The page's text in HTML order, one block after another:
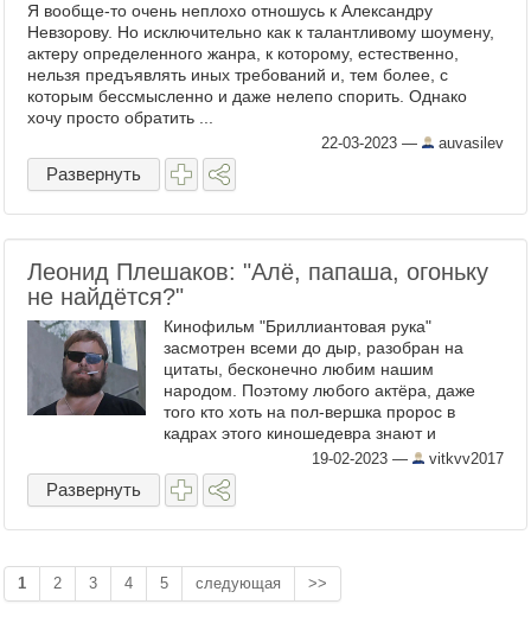
Я вообще-то очень неплохо отношусь к Александру
Невзорову. Но исключительно как к талантливому шоумену,
актеру определенного жанра, к которому, естественно,
нельзя предъявлять иных требований и, тем более, с
которым бессмысленно и даже нелепо спорить. Однако
хочу просто обратить ...
22-03-2023 — auvasilev
Развернуть
Леонид Плешаков: "Алё, папаша, огоньку
не найдётся?"
Кинофильм "Бриллиантовая рука"
засмотрен всеми до дыр, разобран на
цитаты, бесконечно любим нашим
народом. Поэтому любого актёра, даже
того кто хоть на пол-вершка пророс в
кадрах этого киношедевра знают и
почитают. Конечно многие помнят
угрюмого здоровяка-бородача с
медальоном в виде ...
19-02-2023 — vitkvv2017
Развернуть
1 2 3 4 5 следующая >>